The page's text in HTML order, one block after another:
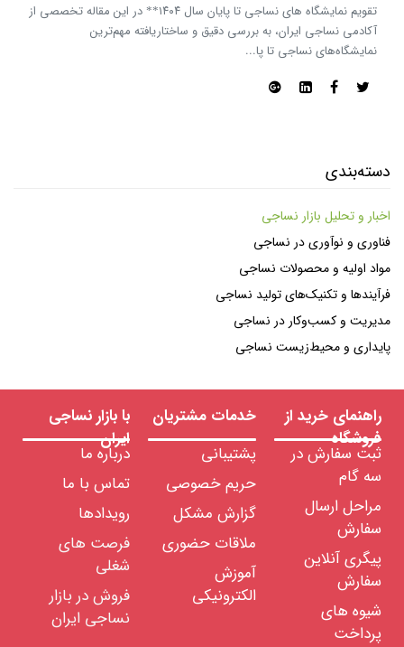
تقویم نمایشگاه های نساجی تا پایان سال ۱۴۰۴** در این مقاله تخصصی از
آکادمی نساجی ایران، به بررسی دقیق و ساختاریافته مهم‌ترین
نمایشگاه‌های نساجی تا پا...
دسته‌بندی
اخبار و تحلیل بازار نساجی
فناوری و نوآوری در نساجی
مواد اولیه و محصولات نساجی
فرآیندها و تکنیک‌های تولید نساجی
مدیریت و کسب‌وکار در نساجی
پایداری و محیط‌زیست نساجی
راهنمای خرید از
فروشگاه
ثبت سفارش در
سه گام
مراحل ارسال
سفارش
پیگری آنلاین
سفارش
شیوه های
پرداخت
خدمات مشتریان
پشتیبانی
حریم خصوصی
گزارش مشکل
ملاقات حضوری
آموزش
الکترونیکی
با بازار نساجی
ایران
درباره ما
تماس با ما
رویدادها
فرصت های
شغلی
فروش در بازار
نساجی ایران